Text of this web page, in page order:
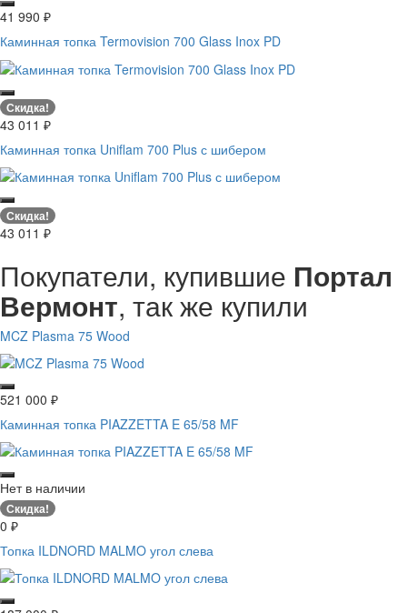
41 990 ₽
Каминная топка Termovision 700 Glass Inox PD
Скидка!
43 011 ₽
Каминная топка Uniflam 700 Plus с шибером
Скидка!
43 011 ₽
Покупатели, купившие Портал
Вермонт, так же купили
MCZ Plasma 75 Wood
521 000 ₽
Каминная топка PIAZZETTA E 65/58 MF
Нет в наличии
Скидка!
0 ₽
Топка ILDNORD MALMO угол слева